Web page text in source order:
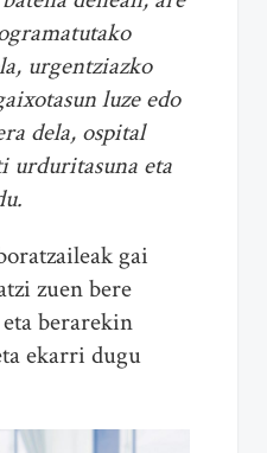
urgentziazko
luze edo
dela, ospital
urduritasuna eta
gai
zuen bere
berarekin
ekarri dugu